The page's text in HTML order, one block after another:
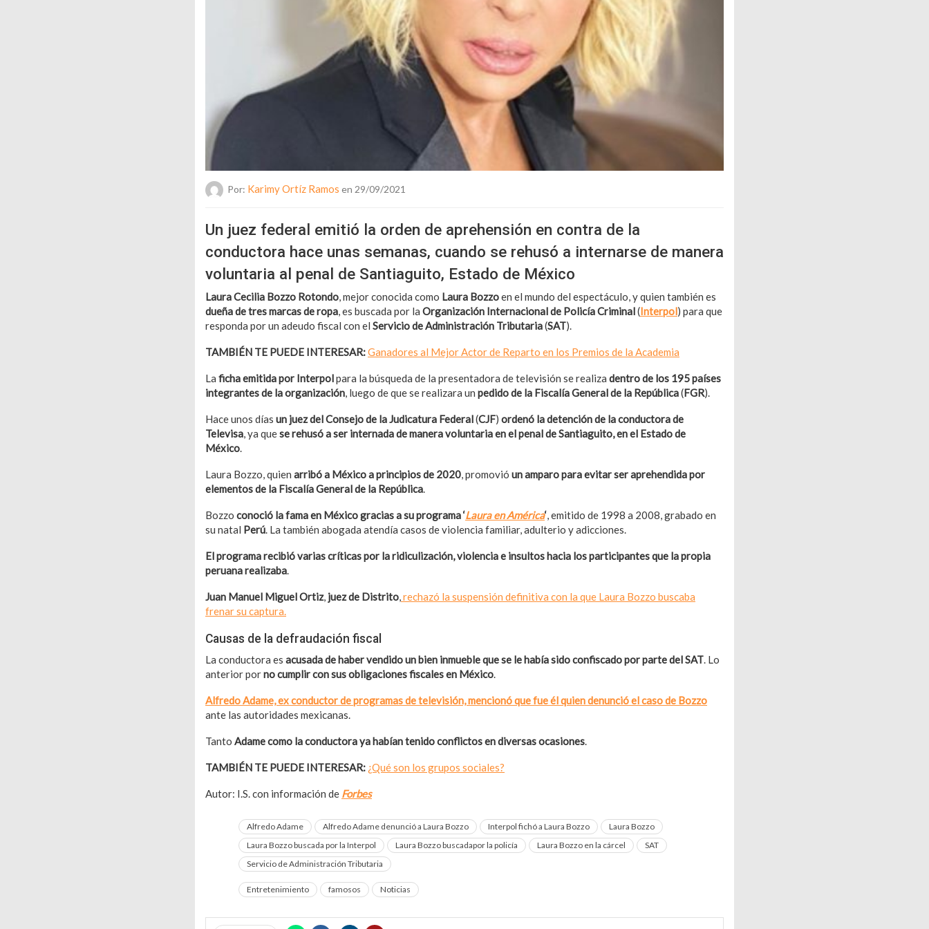
Por: Karimy Ortíz Ramos en 29/09/2021
Un juez federal emitió la orden de aprehensión en contra de la
conductora hace unas semanas, cuando se rehusó a internarse de manera
voluntaria al penal de Santiaguito, Estado de México
Laura Cecilia Bozzo Rotondo, mejor conocida como Laura Bozzoen el mundo del espectáculo, y quien también es
dueña de tres marcas de ropa, es buscada por la Organización Internacional de Policía Criminal(Interpol) para que
responda por un adeudo fiscal con el Servicio de Administración Tributaria(SAT).
TAMBIÉN TE PUEDE INTERESAR:Ganadores al Mejor Actor de Reparto en los Premios de la Academia
La ficha emitida por Interpolpara la búsqueda de la presentadora de televisión se realiza dentro de los 195 países
integrantes de la organización, luego de que se realizara un pedido de la Fiscalía General de la República(FGR).
Hace unos días un juez del Consejo de la Judicatura Federal(CJF) ordenó la detención de la conductora de
Televisa, ya quese rehusó a ser internada de manera voluntaria en el penal de Santiaguito, en el Estado de
México.
Laura Bozzo, quien arribó a México a principios de 2020, promovió un amparo para evitar ser aprehendida por
elementos de la Fiscalía General de la República.
Bozzo conoció la fama en México gracias a su programa ‘Laura en América‘, emitido de 1998 a 2008, grabado en
su natal Perú. La también abogada atendía casos de violencia familiar, adulterio y adicciones.
El programa recibió varias críticas por la ridiculización, violencia e insultos hacia los participantes que la propia
peruana realizaba.
Juan Manuel Miguel Ortiz, juez de Distrito,rechazó la suspensión definitiva con la que Laura Bozzo buscaba
frenar su captura.
Causas de la defraudación fiscal
La conductora es acusada de haber vendido un bien inmueble que se le había sido confiscado por parte del SAT. Lo
anterior porno cumplir con sus obligaciones fiscales en México.
Alfredo Adame, ex conductor de programas de televisión, mencionó que fue él quien denunció el caso de Bozzo
ante las autoridades mexicanas.
Tanto Adame como la conductora ya habían tenido conflictos en diversas ocasiones.
TAMBIÉN TE PUEDE INTERESAR: ¿Qué son los grupos sociales?
Autor: I.S. con información de Forbes
Alfredo Adame Alfredo Adame denunció a Laura Bozzo Interpol fichó a Laura Bozzo
Laura Bozzo
Laura Bozzo buscada por la Interpol
Laura Bozzo buscadapor la policía Laura Bozzo en la cárcel
SAT
Servicio de Administración Tributaria
Entretenimiento famosos Noticias